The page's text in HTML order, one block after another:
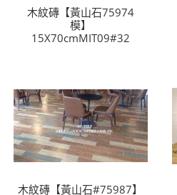
木紋磚【黃山石75974
模】
15X70cmMIT09#32
木紋磚【黃山石#75987】